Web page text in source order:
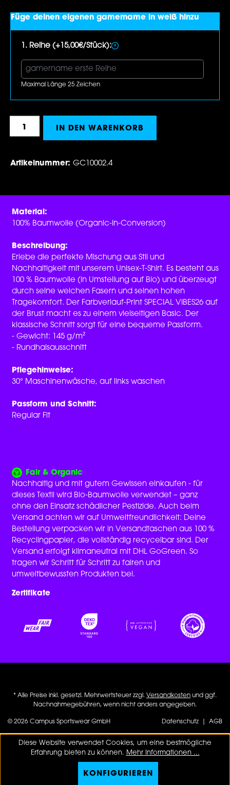
Füge deinen eigenen gamername in weiß hinzu
1. Reihe (+15,00€/Stück):
Maximal Länge 25 Zeichen
Produkt Anzahl: Gib den gewünschten
IN DEN WARENKORB
Artikelnummer: GC10002.4
Material:
100% Baumwolle (Organic-In-Conversion)
Beschreibung:
Erlebe die perfekte Mischung aus Stil und
Nachhaltigkeit mit unserem Unisex-T-Shirt. Es besteht aus
100 % Baumwolle (in Umstellung auf Bio) und überzeugt
durch seine weichen Fasern und seinen hohen
Tragekomfort. Der Farbverlauf-Print SPECIAL VIBES26 auf
der Brust macht es zu einem vielseitigen Basic. Der
klassische Schnitt sorgt für eine bequeme Passform.
- Gewicht: 145 g/m²
- Rundhalsausschnitt
Pflegehinweise:
30° Maschinenwäsche, auf links waschen
Passform und Schnitt:
Regular Fit
Fair & Organic
Nachhaltig und mit gutem Gewissen einkaufen - für
dieses Textil wird Bio-Baumwolle verwendet – ganz
ohne den Einsatz schädlicher Pestizide. Auch beim
Versand achten wir auf Umweltfreundlichkeit: Deine
Bestellung verpacken wir in Versandtaschen aus 100 %
Recyclingpapier, die vollständig recycelbar sind. Der
Versand erfolgt klimaneutral mit DHL GoGreen. So
tragen wir Schritt für Schritt zu fairen und
umweltbewussten Produkten bei.
Zertifikate
* Alle Preise inkl. gesetzl. Mehrwertsteuer zzgl. Versandkosten und ggf.
Nachnahmegebühren, wenn nicht anders angegeben.
© 2026 Campus Sportswear GmbH Datenschutz AGB
Diese Website verwendet Cookies, um eine bestmögliche
Erfahrung bieten zu können. Mehr Informationen ...
KONFIGURIEREN